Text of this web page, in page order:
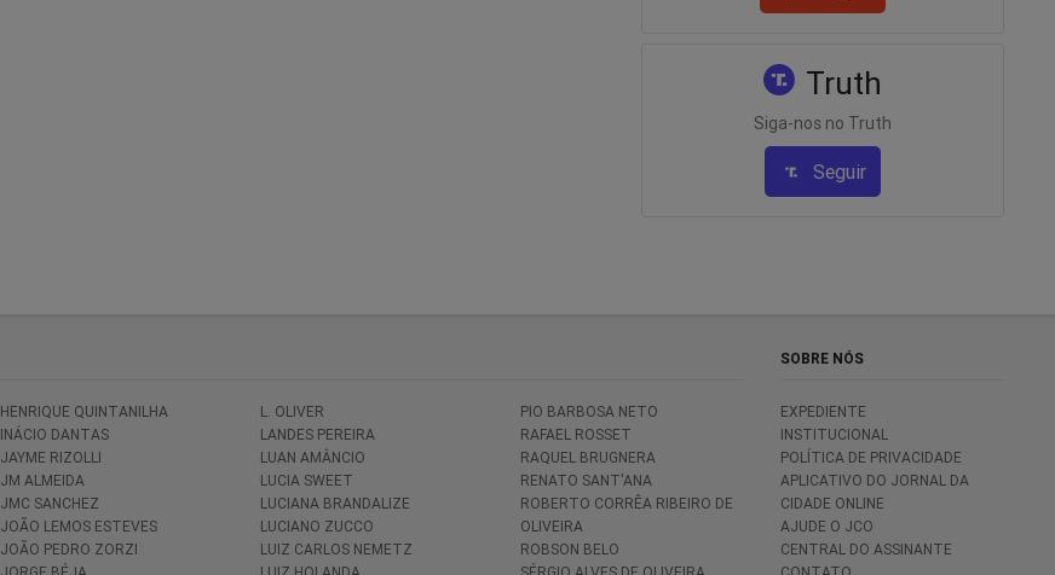
Truth
Siga-nos no Truth
Seguir
HENRIQUE QUINTANILHA
INÁCIO DANTAS
JAYME RIZOLLI
JM ALMEIDA
JMC SANCHEZ
JOÃO LEMOS ESTEVES
JOÃO PEDRO ZORZI
L. OLIVER
LANDES PEREIRA
LUAN AMÂNCIO
LUCIA SWEET
LUCIANA BRANDALIZE
LUCIANO ZUCCO
LUIZ CARLOS NEMETZ
PIO BARBOSA NETO
RAFAEL ROSSET
RAQUEL BRUGNERA
RENATO SANT'ANA
ROBERTO CORRÊA RIBEIRO DE
OLIVEIRA
ROBSON BELO
SOBRE NÓS
EXPEDIENTE
INSTITUCIONAL
POLÍTICA DE PRIVACIDADE
APLICATIVO DO JORNAL DA
CIDADE ONLINE
AJUDE O JCO
CENTRAL DO ASSINANTE